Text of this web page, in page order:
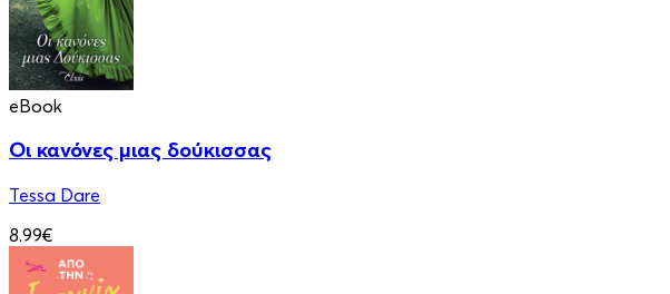
eBook
Οι κανόνες μιας δούκισσας
Tessa Dare
8.99€